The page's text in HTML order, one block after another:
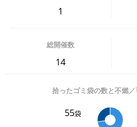
1
総開催数
14
拾ったゴミ袋の数と不燃
55袋